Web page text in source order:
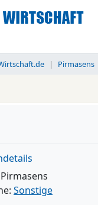
Pirmasens
Sonstige